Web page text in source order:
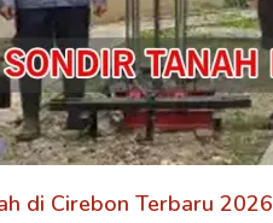
di Cirebon Terbaru 2026